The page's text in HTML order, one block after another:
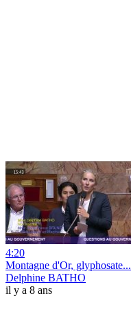
4:20
Montagne d'Or,
Delphine BATHO
il y a 8 ans